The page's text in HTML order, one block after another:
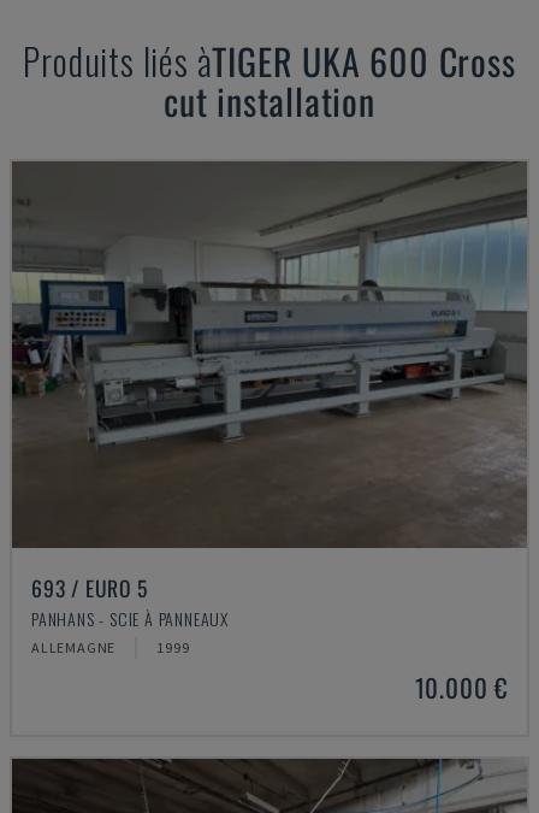
Produits liés àTIGER UKA 600 Cross
cut installation
693 / EURO 5
PANHANS - SCIE À PANNEAUX
ALLEMAGNE 1999
10.000 €